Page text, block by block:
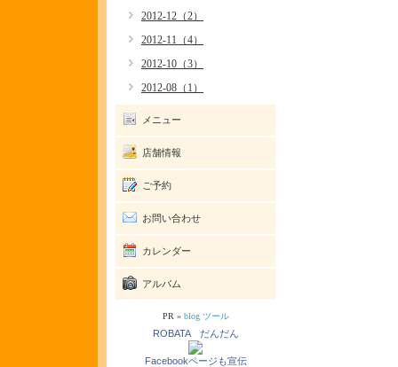
2012-12（2）
2012-11（4）
2012-10（3）
2012-08（1）
メニュー
店舗情報
ご予約
お問い合わせ
カレンダー
アルバム
PR » blog ツール
ROBATA だんだん
Facebookページも宣伝